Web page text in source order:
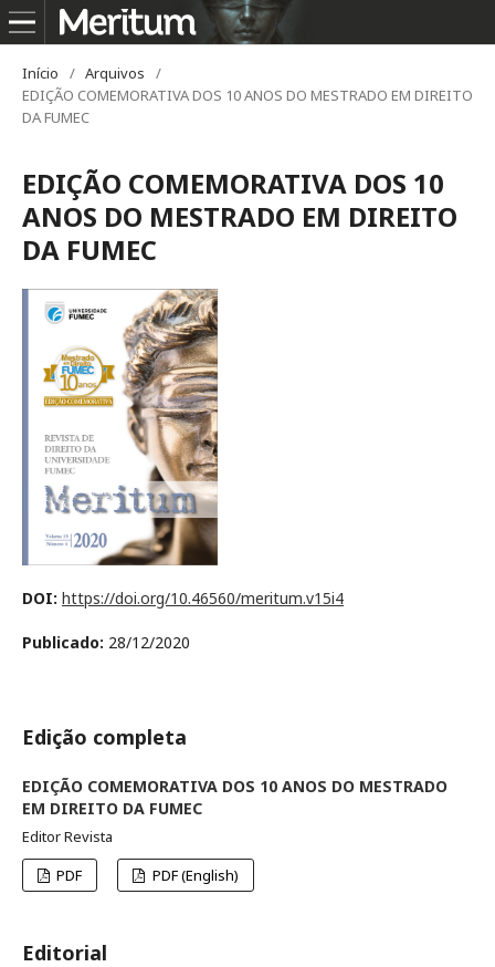
Início / Arquivos
/
EDIÇÃO COMEMORATIVA DOS 10 ANOS DO MESTRADO EM DIREITO
DA FUMEC
EDIÇÃO COMEMORATIVA DOS 10
ANOS DO MESTRADO EM DIREITO
DA FUMEC
DOI: https://doi.org/10.46560/meritum.v15i4
Publicado: 28/12/2020
Edição completa
EDIÇÃO COMEMORATIVA DOS 10 ANOS DO MESTRADO
EM DIREITO DA FUMEC
Editor Revista
PDF
PDF (English)
Editorial